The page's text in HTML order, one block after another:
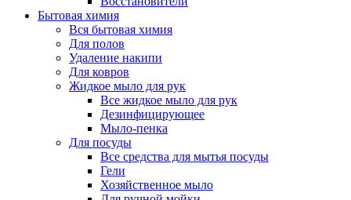
Бытовая химия
Вся бытовая химия
Для полов
Удаление накипи
Для ковров
Жидкое мыло для рук
Все жидкое мыло для рук
Дезинфицирующее
Мыло-пенка
Для посуды
Все средства для мытья посуды
Гели
Хозяйственное мыло